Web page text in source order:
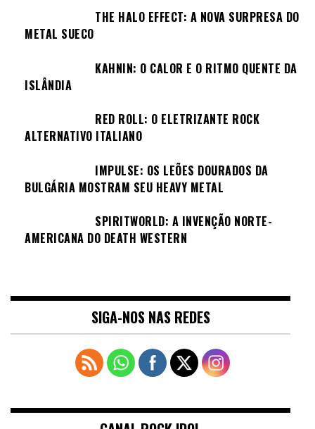
THE HALO EFFECT: A NOVA SURPRESA DO
METAL SUECO
KAHNIN: O CALOR E O RITMO QUENTE DA
ISLÂNDIA
RED ROLL: O ELETRIZANTE ROCK
ALTERNATIVO ITALIANO
IMPULSE: OS LEÕES DOURADOS DA
BULGÁRIA MOSTRAM SEU HEAVY METAL
SPIRITWORLD: A INVENÇÃO NORTE-
AMERICANA DO DEATH WESTERN
SIGA-NOS NAS REDES